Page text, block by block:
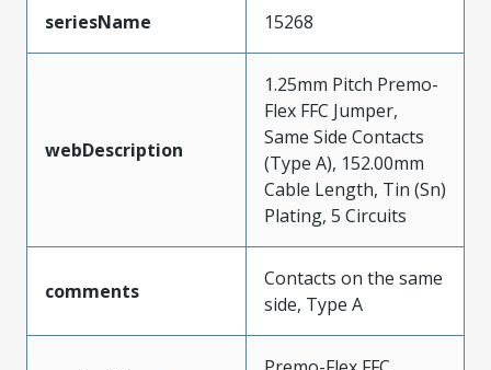
seriesName 15268
webDescription
1.25mm Pitch Premo-
Flex FFC Jumper,
Same Side Contacts
(Type A), 152.00mm
Cable Length, Tin (Sn)
Plating, 5 Circuits
comments
Contacts on the same
side, Type A